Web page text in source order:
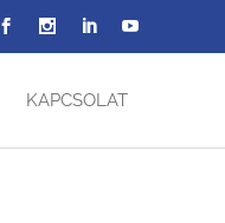
KAPCSOLAT